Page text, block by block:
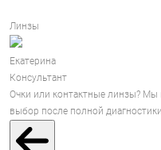
Линзы
Екатерина
Консультант
Очки или контактные линзы?
выбор после полной